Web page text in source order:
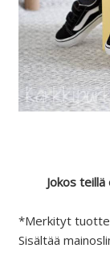
Jokos
*Merkityt
Sisältää